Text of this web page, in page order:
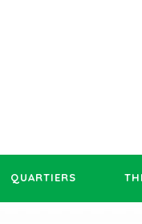
QUARTIERS